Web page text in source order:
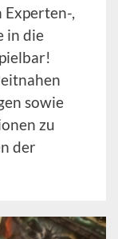
Experten-,
in die
sowie
zu
der